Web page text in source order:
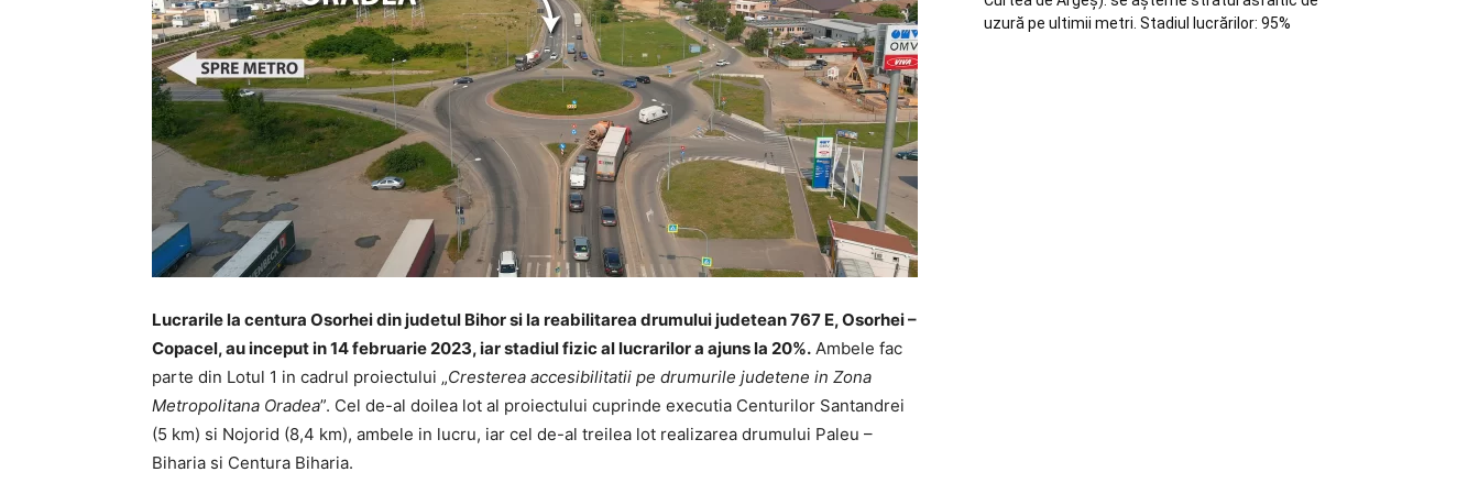
Lucrarile la centura Osorhei din judetul Bihor si la reabilitarea drumului judetean 767 E, Osorhei –
Copacel, au inceput in 14 februarie 2023, iar stadiul fizic al lucrarilor a ajuns la 20%. Ambele fac
parte din Lotul 1 in cadrul proiectului „Cresterea accesibilitatii pe drumurile judetene in Zona
Metropolitana Oradea”. Cel de-al doilea lot al proiectului cuprinde executia Centurilor Santandrei
(5 km) si Nojorid (8,4 km), ambele in lucru, iar cel de-al treilea lot realizarea drumului Paleu –
Biharia si Centura Biharia.
uzură pe ultimii metri. Stadiul lucrărilor: 95%